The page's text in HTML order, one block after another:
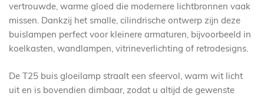
vertrouwde, warme gloed die modernere lichtbronnen vaak
missen. Dankzij het smalle, cilindrische ontwerp zijn deze
buislampen perfect voor kleinere armaturen, bijvoorbeeld in
koelkasten, wandlampen, vitrineverlichting of retrodesigns.
De T25 buis gloeilamp straalt een sfeervol, warm wit licht
uit en is bovendien dimbaar, zodat u altijd de gewenste